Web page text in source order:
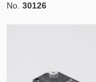
No. 30126